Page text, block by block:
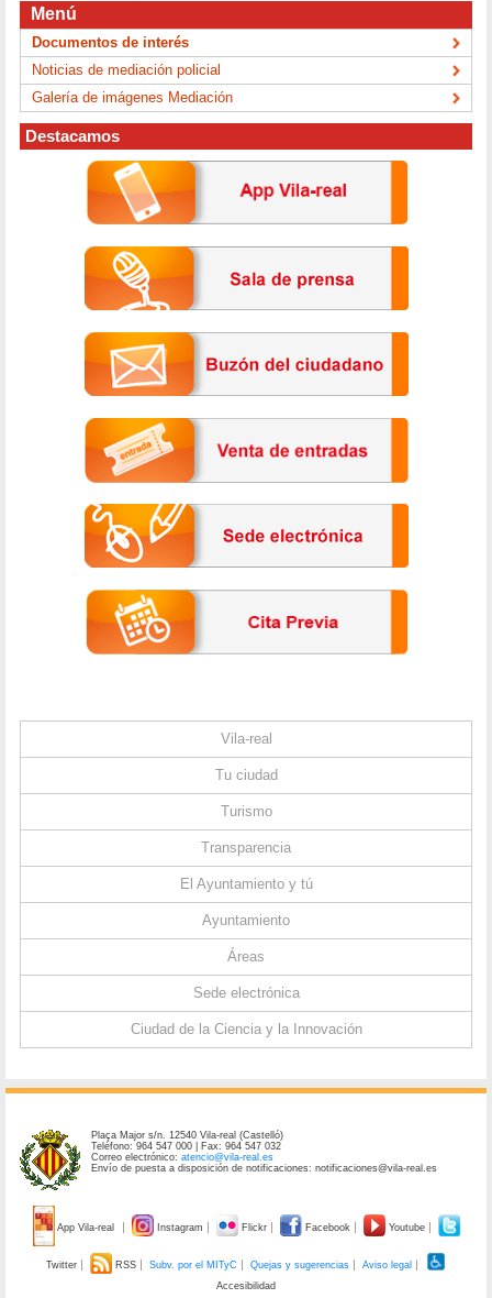
Menú
Documentos de interés
Noticias de mediación policial
Galería de imágenes Mediación
Destacamos
Vila-real
Tu ciudad
Turismo
Transparencia
El Ayuntamiento y tú
Ayuntamiento
Áreas
Sede electrónica
Ciudad de la Ciencia y la Innovación
Plaça Major s/n. 12540 Vila-real (Castelló)
Teléfono: 964 547 000 | Fax: 964 547 032
Correo electrónico:atencio@vila-real.es
Envío de puesta a disposición de notificaciones: notificaciones@vila-real.es
App Vila-real Instagram Flickr Facebook Youtube
Twitter RSS Subv. por el MITyC Quejas y sugerencias
Aviso legal
Accesibilidad